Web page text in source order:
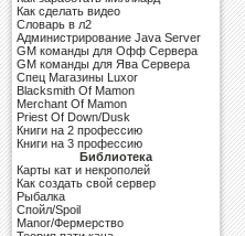
Как сделать видео
Словарь в л2
Администрирование Java Server
GM команды для Офф Сервера
GM команды для Ява Сервера
Cпец Магазины Luxor
Blacksmith Of Mamon
Merchant Of Mamon
Priest Of Down/Dusk
Книги на 2 профессию
Книги на 3 профессию
Библиотека
Карты кат и некрополей
Как создать свой сервер
Рыбалка
Спойл/Spoil
Manor/Фермерство